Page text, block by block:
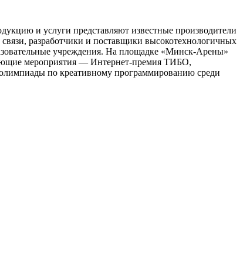
и услуги представляют известные производители
разработчики и поставщики высокотехнологичных
учреждения. На площадке «Минск-Арены»
мероприятия — Интернет-премия ТИБО,
по креативному программированию среди